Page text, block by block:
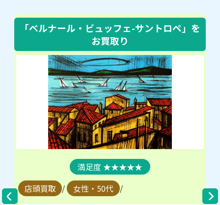
「ベルナール・ビュッフェ-サントロペ」 を
お買取り
★★★★★
店頭買取 / 女性・50代 /